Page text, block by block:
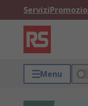
Servizi
Menu